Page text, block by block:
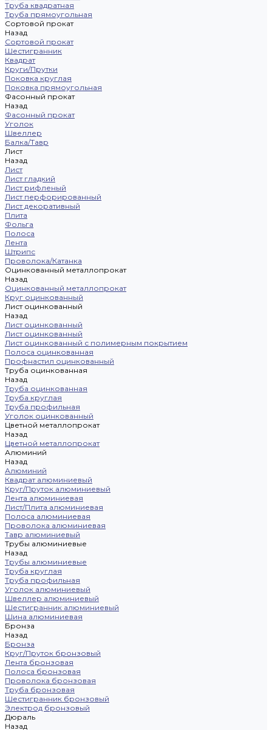
Труба квадратная
Труба прямоугольная
Сортовой прокат
Назад
Сортовой прокат
Шестигранник
Квадрат
Круги/Прутки
Поковка круглая
Поковка прямоугольная
Фасонный прокат
Назад
Фасонный прокат
Уголок
Швеллер
Балка/Тавр
Лист
Назад
Лист
Лист гладкий
Лист рифленый
Лист перфорированный
Лист декоративный
Плита
Фольга
Полоса
Лента
Штрипс
Проволока/Катанка
Оцинкованный металлопрокат
Назад
Оцинкованный металлопрокат
Круг оцинкованный
Лист оцинкованный
Назад
Лист оцинкованный
Лист оцинкованный
Лист оцинкованный с полимерным покрытием
Полоса оцинкованная
Профнастил оцинкованный
Труба оцинкованная
Назад
Труба оцинкованная
Труба круглая
Труба профильная
Уголок оцинкованный
Цветной металлопрокат
Назад
Цветной металлопрокат
Алюминий
Назад
Алюминий
Квадрат алюминиевый
Круг/Пруток алюминиевый
Лента алюминиевая
Лист/Плита алюминиевая
Полоса алюминиевая
Проволока алюминиевая
Тавр алюминиевый
Трубы алюминиевые
Назад
Трубы алюминиевые
Труба круглая
Труба профильная
Уголок алюминиевый
Швеллер алюминиевый
Шестигранник алюминиевый
Шина алюминиевая
Бронза
Назад
Бронза
Круг/Пруток бронзовый
Лента бронзовая
Полоса бронзовая
Проволока бронзовая
Труба бронзовая
Шестигранник бронзовый
Электрод бронзовый
Дюраль
Назад